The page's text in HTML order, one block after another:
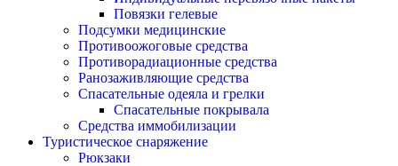
Повязки гелевые
Подсумки медицинские
Противоожоговые средства
Противорадиационные средства
Ранозаживляющие средства
Спасательные одеяла и грелки
Спасательные покрывала
Средства иммобилизации
Туристическое снаряжение
Рюкзаки